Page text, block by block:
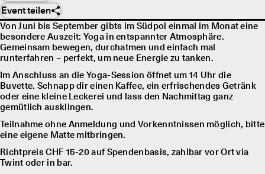
Event teilen
Von Juni bis September gibts im Südpol einmal im Monat eine
besondere Auszeit: Yoga in entspannter Atmosphäre.
Gemeinsam bewegen, durchatmen und einfach mal
runterfahren – perfekt, um neue Energie zu tanken.
Im Anschluss an die Yoga-Session öffnet um 14 Uhr die
Buvette. Schnapp dir einen Kaffee, ein erfrischendes Getränk
oder eine kleine Leckerei und lass den Nachmittag ganz
gemütlich ausklingen.
Teilnahme ohne Anmeldung und Vorkenntnissen möglich, bitte
eine eigene Matte mitbringen.
Richtpreis CHF 15-20 auf Spendenbasis, zahlbar vor Ort via
Twint oder in bar.